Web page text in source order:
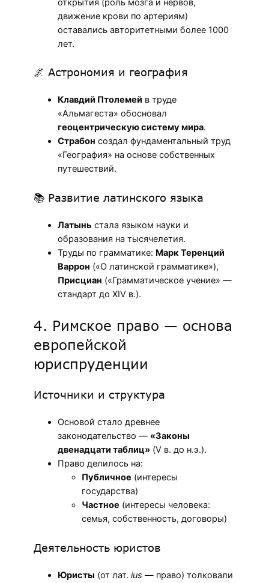
открытия (роль мозга и нервов,
движение крови по артериям)
оставались авторитетными более 1000
лет.
🌌 Астрономия и география
Клавдий Птолемей в труде
«Альмагеста» обосновал
геоцентрическую систему мира.
Страбон создал фундаментальный труд
«География» на основе собственных
путешествий.
📚 Развитие латинского языка
Латынь стала языком науки и
образования на тысячелетия.
Труды по грамматике: Марк Теренций
Варрон («О латинской грамматике»),
Присциан («Грамматическое учение» —
стандарт до XIV в.).
4. Римское право — основа
европейской
юриспруденции
Источники и структура
Основой стало древнее
законодательство — «Законы
двенадцати таблиц» (V в. до н.э.).
Право делилось на:
Публичное (интересы
государства)
Частное (интересы человека:
семья, собственность, договоры)
Деятельность юристов
Юристы (от лат. ius — право) толковали